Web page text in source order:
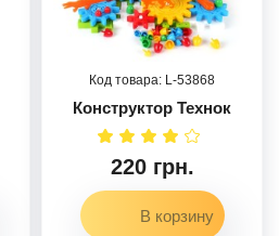
53868
Конструктор Технок
220 грн.